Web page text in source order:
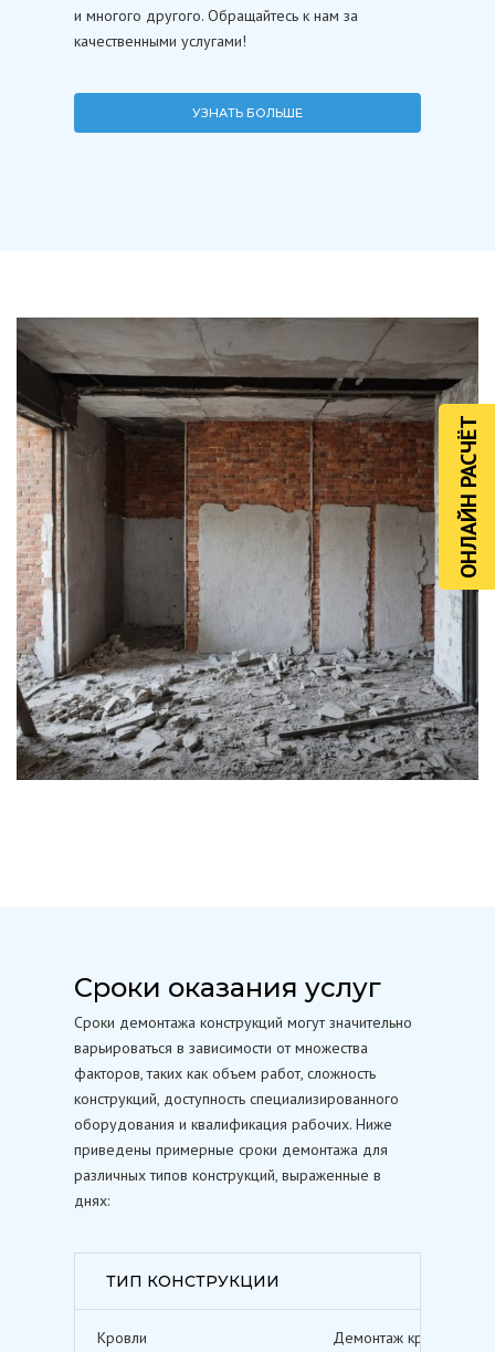
ОНЛАЙН РАСЧЁТ
и многого другого. Обращайтесь к нам за
качественными услугами!
УЗНАТЬ БОЛЬШЕ
Сроки оказания услуг
Сроки демонтажа конструкций могут значительно
варьироваться в зависимости от множества
факторов, таких как объем работ, сложность
конструкций, доступность специализированного
оборудования и квалификация рабочих. Ниже
приведены примерные сроки демонтажа для
различных типов конструкций, выраженные в
днях:
ТИП КОНСТРУКЦИИ
Кровли Демонтаж кровельных